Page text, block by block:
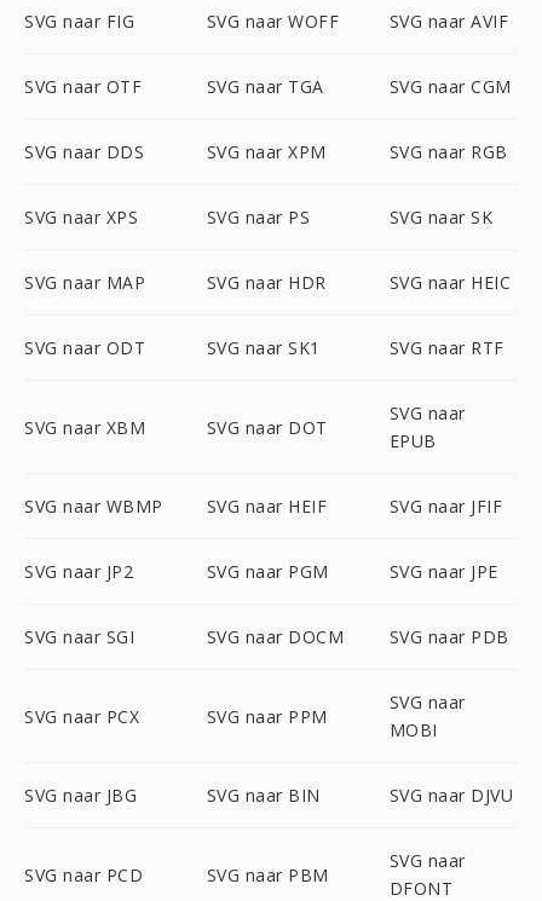
SVG naar FIG SVG naar WOFF SVG naar AVIF
SVG naar OTF SVG naar TGA SVG naar CGM
SVG naar DDS SVG naar XPM SVG naar RGB
SVG naar XPS SVG naar PS SVG naar SK
SVG naar MAP SVG naar HDR SVG naar HEIC
SVG naar ODT SVG naar SK1 SVG naar RTF
SVG naar XBM SVG naar DOT
SVG naar
EPUB
SVG naar WBMP SVG naar HEIF SVG naar JFIF
SVG naar JP2 SVG naar PGM SVG naar JPE
SVG naar SGI SVG naar DOCM SVG naar PDB
SVG naar PCX SVG naar PPM
SVG naar
MOBI
SVG naar JBG SVG naar BIN SVG naar DJVU
SVG naar PCD SVG naar PBM
SVG naar
DFONT